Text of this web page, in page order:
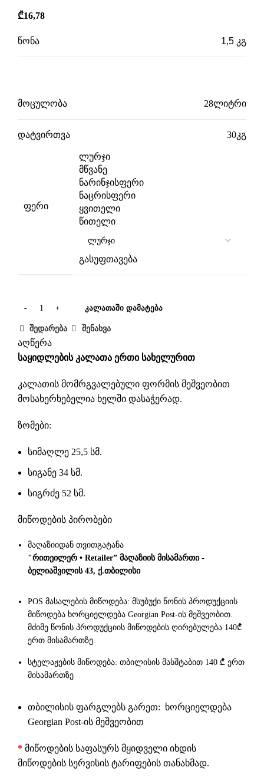
₾16,78
წონა 1,5 კგ
მოცულობა 28ლიტრი
დატვირთვა 30კგ
ფერი
ლურჯი
მწვანე
ნარინჯისფერი
ნაცრისფერი
ყვითელი
წითელი
გასუფთავება
ᲙᲐᲚᲐᲗᲐᲨᲘ ᲓᲐᲛᲐᲢᲔᲑᲐ
შედარება შენახვა
აღწერა
საყიდლების კალათა ერთი სახელურით
კალათის მომრგვალებული ფორმის მეშვეობით
მოსახერხებელია ხელში დასაჭერად.
ზომები:
სიმაღლე 25,5 სმ.
სიგანე 34 სმ.
სიგრძე 52 სმ.
მიწოდების პირობები
მაღაზიიდან თვითგატანა
"რითეილერ • Retailer” მაღაზიის მისამართი -
ბელიაშვილის 43, ქ.თბილისი
POS მასალების მიწოდება: მსუბუქი წონის პროდუქციის
მიწოდება ხორციელდება Georgian Post-ის მეშვეობით.
მძიმე წონის პროდუქციის მიწოდების ღირებულება 140₾
ერთ მისამართზე.
სტელაჟების მიწოდება: თბილისის მასშტაბით 140 ₾ ერთ
მისამართზე
თბილისის ფარგლებს გარეთ: ხორციელდება
Georgian Post-ის მეშვეობით
* მიწოდების საფასურს მყიდველი იხდის
მიწოდების სერვისის ტარიფების თანახმად.